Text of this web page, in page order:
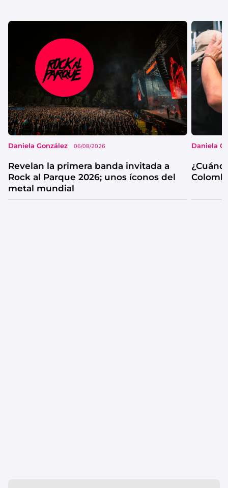
Daniela González 06/08/2026
Revelan la primera banda invitada a
Rock al Parque 2026; unos íconos del
metal mundial
Daniela